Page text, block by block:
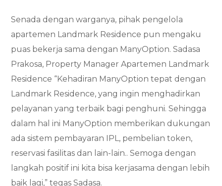
Senada dengan warganya, pihak pengelola
apartemen Landmark Residence pun mengaku
puas bekerja sama dengan ManyOption. Sadasa
Prakosa, Property Manager Apartemen Landmark
Residence “Kehadiran ManyOption tepat dengan
Landmark Residence, yang ingin menghadirkan
pelayanan yang terbaik bagi penghuni. Sehingga
dalam hal ini ManyOption memberikan dukungan
ada sistem pembayaran IPL, pembelian token,
reservasi fasilitas dan lain-lain.. Semoga dengan
langkah positif ini kita bisa kerjasama dengan lebih
baik lagi,” tegas Sadasa.